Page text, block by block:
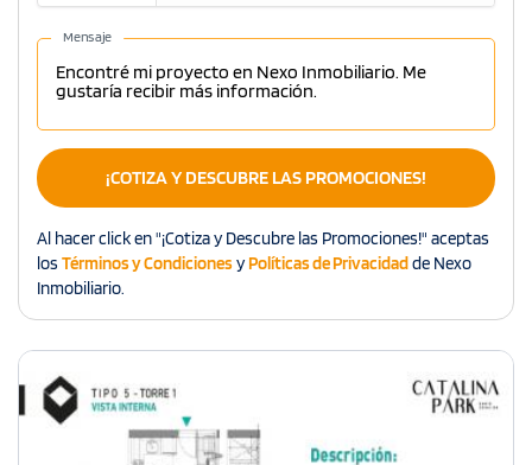
Mensaje
¡COTIZA Y DESCUBRE LAS PROMOCIONES!
Al hacer click en "¡Cotiza y Descubre las Promociones!" aceptas
los Términos y CondicionesyPolíticas de Privacidadde Nexo
Inmobiliario.